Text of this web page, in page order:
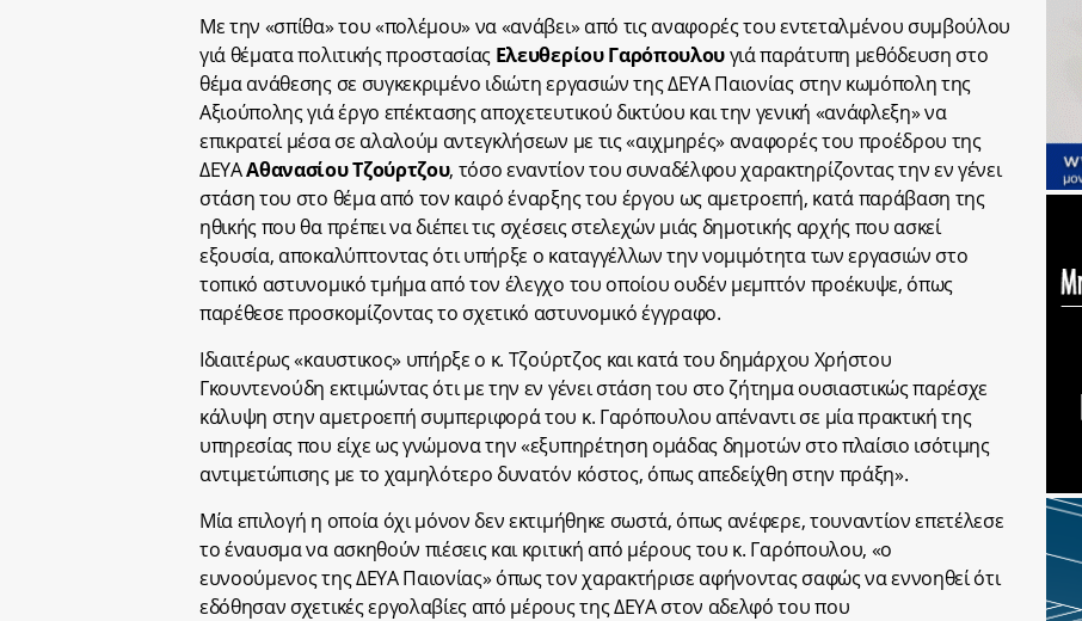
Με την «σπίθα» του «πολέμου» να «ανάβει» από τις αναφορές του εντεταλμένου συμβούλου
γιά θέματα πολιτικής προστασίας Ελευθερίου Γαρόπουλουγιά παράτυπη μεθόδευση στο
θέμα ανάθεσης σε συγκεκριμένο ιδιώτη εργασιών της ΔΕΥΑ Παιονίας στην κωμόπολη της
Αξιούπολης γιά έργο επέκτασης αποχετευτικού δικτύου και την γενική «ανάφλεξη» να
επικρατεί μέσα σε αλαλούμ αντεγκλήσεων με τις «αιχμηρές» αναφορές του προέδρου της
ΔΕΥΑΑθανασίου Τζούρτζου, τόσο εναντίον του συναδέλφου χαρακτηρίζοντας την εν γένει
στάση του στο θέμα από τον καιρό έναρξης του έργου ως αμετροεπή, κατά παράβαση της
ηθικής που θα πρέπει να διέπει τις σχέσεις στελεχών μιάς δημοτικής αρχής που ασκεί
εξουσία, αποκαλύπτοντας ότι υπήρξε ο καταγγέλλων την νομιμότητα των εργασιών στο
τοπικό αστυνομικό τμήμα από τον έλεγχο του οποίου ουδέν μεμπτόν προέκυψε, όπως
παρέθεσε προσκομίζοντας το σχετικό αστυνομικό έγγραφο.
Ιδιαιτέρως «καυστικος» υπήρξε ο κ. Τζούρτζος και κατά του δημάρχου Χρήστου
Γκουντενούδη εκτιμώντας ότι με την εν γένει στάση του στο ζήτημα ουσιαστικώς παρέσχε
κάλυψη στην αμετροεπή συμπεριφορά του κ. Γαρόπουλου απέναντι σε μία πρακτική της
υπηρεσίας που είχε ως γνώμονα την «εξυπηρέτηση ομάδας δημοτών στο πλαίσιο ισότιμης
αντιμετώπισης με το χαμηλότερο δυνατόν κόστος, όπως απεδείχθη στην πράξη».
Μία επιλογή η οποία όχι μόνον δεν εκτιμήθηκε σωστά, όπως ανέφερε, τουναντίον επετέλεσε
το έναυσμα να ασκηθούν πιέσεις και κριτική από μέρους του κ. Γαρόπουλου, «ο
ευνοούμενος της ΔΕΥΑ Παιονίας» όπως τον χαρακτήρισε αφήνοντας σαφώς να εννοηθεί ότι
εδόθησαν σχετικές εργολαβίες από μέρους της ΔΕΥΑ στον αδελφό του που